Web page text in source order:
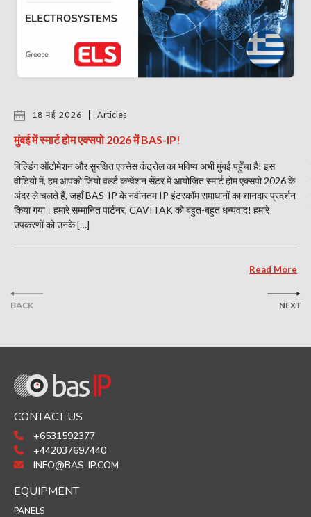
BACK
18 मई 2026 Articles
मुंबई में स्मार्ट होम एक्सपो 2026 में BAS-IP!
बिल्डिंग ऑटोमेशन और सुरक्षित एक्सेस कंट्रोल का भविष्य अभी मुंबई पहुँचा है! इस
वीडियो में, हम आपको जियो वर्ल्ड कन्वेंशन सेंटर में आयोजित स्मार्ट होम एक्सपो 2026 के
अंदर ले चलते हैं, जहाँ BAS-IP के नवीनतम IP इंटरकॉम समाधानों का शानदार प्रदर्शन
किया गया। हमारे सम्मानित पार्टनर, CAVITAK को बहुत-बहुत धन्यवाद! हमारे
उपकरणों को उनके […]
Read More
NEXT
CONTACT US
+6531592377
+442037697440
INFO@BAS-IP.COM
EQUIPMENT
PANELS